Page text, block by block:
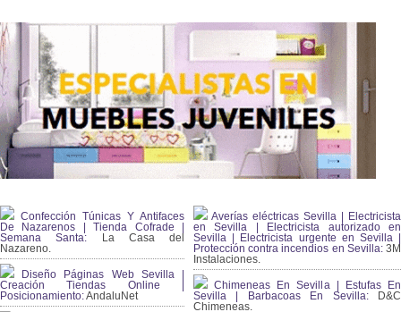
Confección Túnicas Y Antifaces
De Nazarenos | Tienda Cofrade |
Semana Santa: La Casa del
Nazareno.
Diseño Páginas Web Sevilla |
Creación Tiendas Online |
Posicionamiento:AndaluNet
Averías eléctricas Sevilla | Electricista
en Sevilla | Electricista autorizado en
Sevilla | Electricista urgente en Sevilla |
Protección contra incendios en Sevilla:3M
Instalaciones.
Chimeneas En Sevilla | Estufas En
Sevilla | Barbacoas En Sevilla:D&C
Chimeneas.